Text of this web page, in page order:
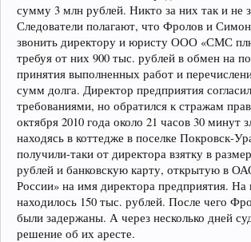
сумму 3 млн рублей. Никто за них так и не
Следователи полагают, что Фролов и
звонить директору и юристу ООО «СМС
требуя от них 900 тыс. рублей в обмен на
принятия выполненных работ и
сумм долга. Директор предприятия
требованиями, но обратился к стражам
октября 2010 года около 21 часов 30 минут
находясь в коттедже в поселке Покровск-
получили-таки от директора взятку в
рублей и банковскую карту, открытую в
России» на имя директора предприятия. На
находилось 150 тыс. рублей. После чего
были задержаны. А через несколько дней
решение об их аресте.